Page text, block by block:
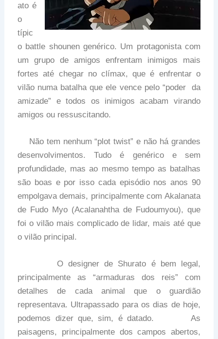
ato é
o
típic
o battle shounen genérico. Um protagonista com
um grupo de amigos enfrentam inimigos mais
fortes até chegar no clímax, que é enfrentar o
vilão numa batalha que ele vence pelo “poder da
amizade” e todos os inimigos acabam virando
amigos ou ressuscitando.
Não tem nenhum “plot twist” e não há grandes
desenvolvimentos. Tudo é genérico e sem
profundidade, mas ao mesmo tempo as batalhas
são boas e por isso cada episódio nos anos 90
empolgava demais, principalmente com Akalanata
de Fudo Myo (Acalanahtha de Fudoumyou), que
foi o vilão mais complicado de lidar, mais até que
o vilão principal.
O designer de Shurato é bem legal,
principalmente as “armaduras dos reis” com
detalhes de cada animal que o guardião
representava. Ultrapassado para os dias de hoje,
podemos dizer que, sim, é datado. As
paisagens, principalmente dos campos abertos,